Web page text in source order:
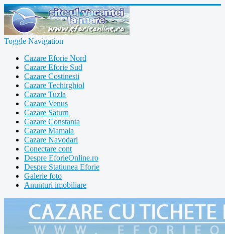
Toggle Navigation
Cazare Eforie Nord
Cazare Eforie Sud
Cazare Costinesti
Cazare Techirghiol
Cazare Tuzla
Cazare Venus
Cazare Saturn
Cazare Constanta
Cazare Mamaia
Cazare Navodari
Conectare cont
Despre EforieOnline.ro
Despre Statiunea Eforie
Galerie foto
Anunturi imobiliare